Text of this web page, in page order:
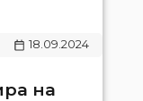
18.09.2024
на